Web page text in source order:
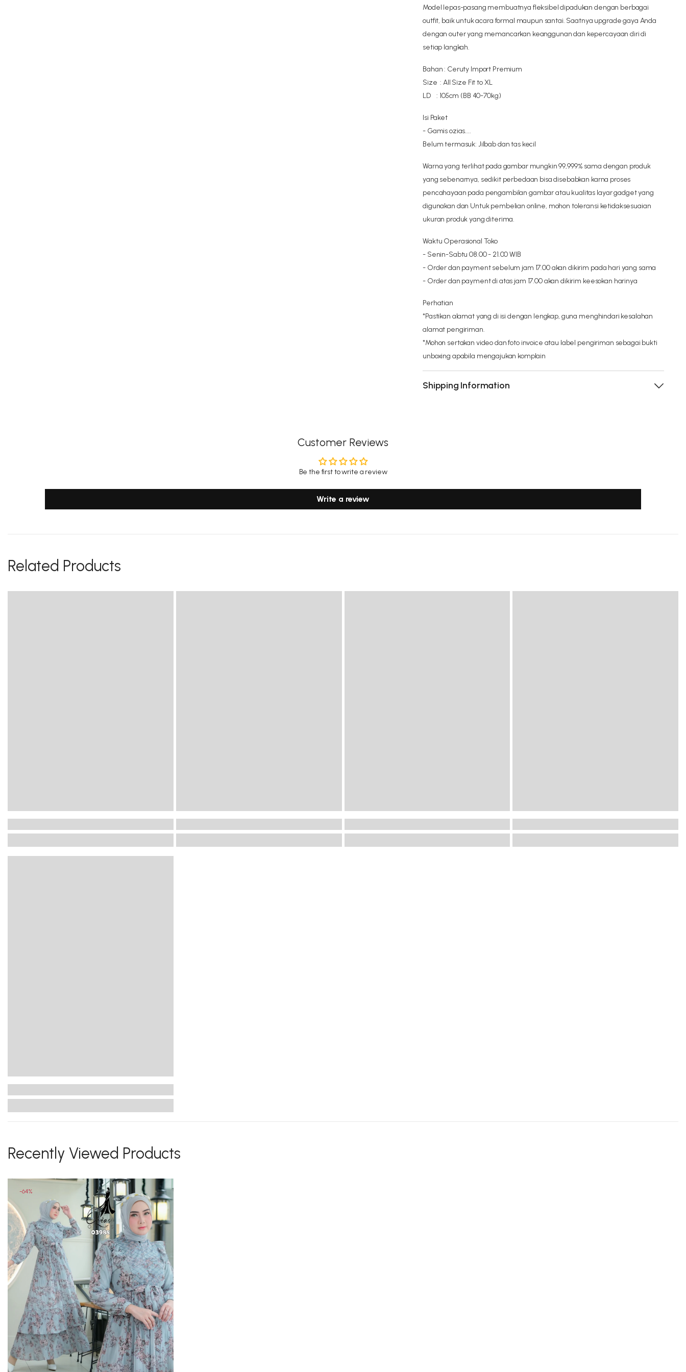
Model lepas-pasang membuatnya fleksibel dipadukan dengan berbagai
outfit, baik untuk acara formal maupun santai. Saatnya upgrade gaya Anda
dengan outer yang memancarkan keanggunan dan kepercayaan diri di
setiap langkah.
Bahan : Ceruty Import Premium
Size : All Size Fit to XL
LD : 105cm (BB 40-70kg)
Isi Paket
- Gamis ozias....
Belum termasuk: Jilbab dan tas kecil
Warna yang terlihat pada gambar mungkin 99,999% sama dengan produk
yang sebenarnya, sedikit perbedaan bisa disebabkan karna proses
pencahayaan pada pengambilan gambar atau kualitas layar gadget yang
digunakan dan Untuk pembelian online, mohon toleransi ketidaksesuaian
ukuran produk yang diterima.
Waktu Operasional Toko
- Senin-Sabtu 08.00 - 21.00 WIB
- Order dan payment sebelum jam 17.00 akan dikirim pada hari yang sama
- Order dan payment di atas jam 17.00 akan dikirim keesokan harinya
Perhatian
*Pastikan alamat yang di isi dengan lengkap, guna menghindari kesalahan
alamat pengiriman.
*Mohon sertakan video dan foto invoice atau label pengiriman sebagai bukti
unboxing apabila mengajukan komplain
Shipping Information
Customer Reviews
Be the first to write a review
Write a review
Related Products
Recently Viewed Products
-64%